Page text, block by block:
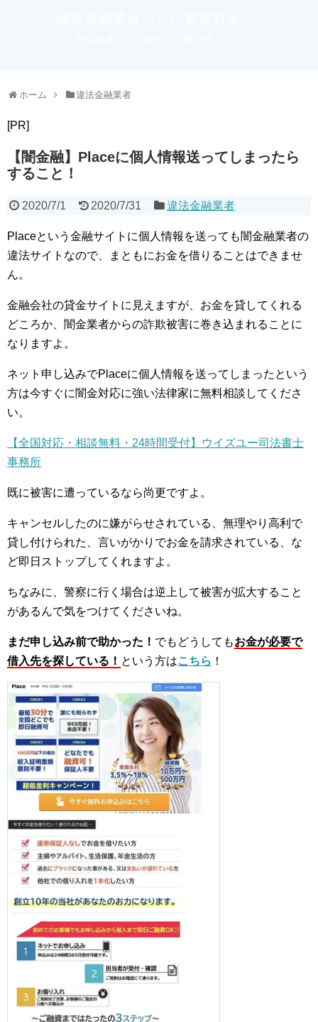
ホーム 違法金融業者
[PR]
【闇金融】Placeに個人情報送ってしまったら
すること！
2020/7/1 2020/7/31 違法金融業者
Placeという金融サイトに個人情報を送っても闇金融業者の
違法サイトなので、まともにお金を借りることはできませ
ん。
金融会社の貸金サイトに見えますが、お金を貸してくれる
どころか、闇金業者からの詐欺被害に巻き込まれることに
なりますよ。
ネット申し込みでPlaceに個人情報を送ってしまったという
方は今すぐに闇金対応に強い法律家に無料相談してくださ
い。
【全国対応・相談無料・24時間受付】ウイズユー司法書士
事務所
既に被害に遭っているなら尚更ですよ。
キャンセルしたのに嫌がらせされている、無理やり高利で
貸し付けられた、言いがかりでお金を請求されている、な
ど即日ストップしてくれますよ。
ちなみに、警察に行く場合は逆上して被害が拡大すること
があるんで気をつけてくださいね。
まだ申し込み前で助かった！ でもどうしてもお金が必要で
借入先を探している！ という方はこちら ！